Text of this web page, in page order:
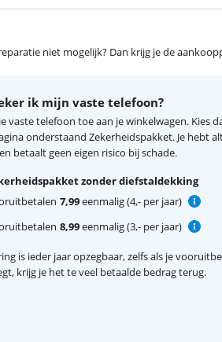
niet mogelijk? Dan krijg je de
ik mijn vaste telefoon?
vaste telefoon toe aan je winkelwagen. Kies
onderstaand Zekerheidspakket. Je hebt
betaalt geen eigen risico bij schade.
zonder diefstaldekking
7,99eenmalig (4,- per jaar)
8,99eenmalig (3,- per jaar)
is ieder jaar opzegbaar, zelfs als je
krijg je het te veel betaalde bedrag terug.